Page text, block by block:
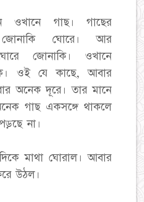
ওখানে গাছ। গাছের
ঘোরে। আর
জোনাকি। ওখানে
ওই যে কাছে, আবার
অনেক দূরে। তার মানে
গাছ একসঙ্গে থাকলে
না।
মাথা ঘোরাল। আবার
উঠল।